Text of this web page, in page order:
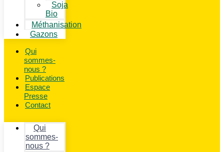
Soja
Bio
Méthanisation
Gazons
Qui
sommes-
nous ?
Publications
Espace
Presse
Contact
Qui
sommes-
nous ?